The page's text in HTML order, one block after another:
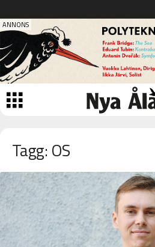
Tagg: OS